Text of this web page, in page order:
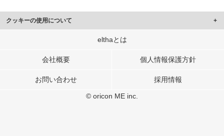
クッキーの使用について
このサイトでは Cookie を使用して、ユーザーに合わせたコンテンツや広告の
行っています。
メディアや広告配信、データ解析の各パートナーに提供しています。
elthaとは
会社概要 個人情報保護方針
お問い合わせ 採用情報
© oricon ME inc.